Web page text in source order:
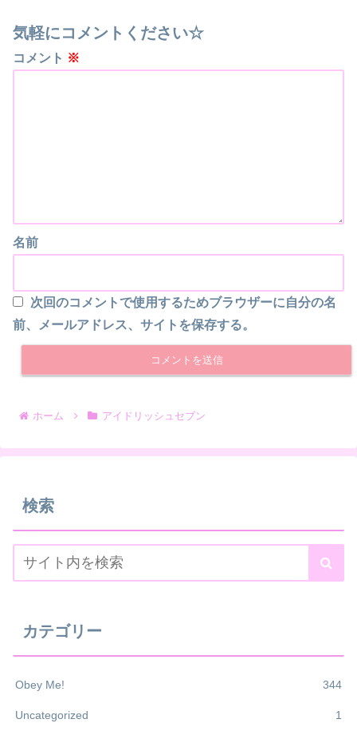
気軽にコメントください☆
コメント ※
名前
次回のコメントで使用するためブラウザーに自分の名
前、メールアドレス、サイトを保存する。
ホーム アイドリッシュセブン
検索
カテゴリー
Obey Me! 344
Uncategorized 1